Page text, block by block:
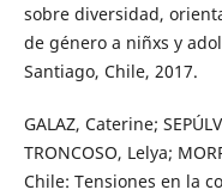
sobre diversidad,
de género a niñxs y
Santiago, Chile, 2017.
GALAZ, Caterine;
TRONCOSO, Lelya;
Chile: Tensiones en la